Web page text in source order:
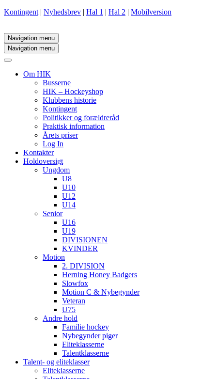
Kontingent | Nyhedsbrev | Hal 1 | Hal 2 | Mobilversion
Navigation menu
Navigation menu
Om HIK
Busserne
HIK – Hockeyshop
Klubbens historie
Kontingent
Politikker og forældreråd
Praktisk information
Årets priser
Log In
Kontakter
Holdoversigt
Ungdom
U8
U10
U12
U14
Senior
U16
U19
DIVISIONEN
KVINDER
Motion
2. DIVISION
Herning Honey Badgers
Slowfox
Motion C & Nybegynder
Veteran
U75
Andre hold
Familie hockey
Nybegynder piger
Eliteklasserne
Talentklasserne
Talent- og eliteklasser
Eliteklasserne